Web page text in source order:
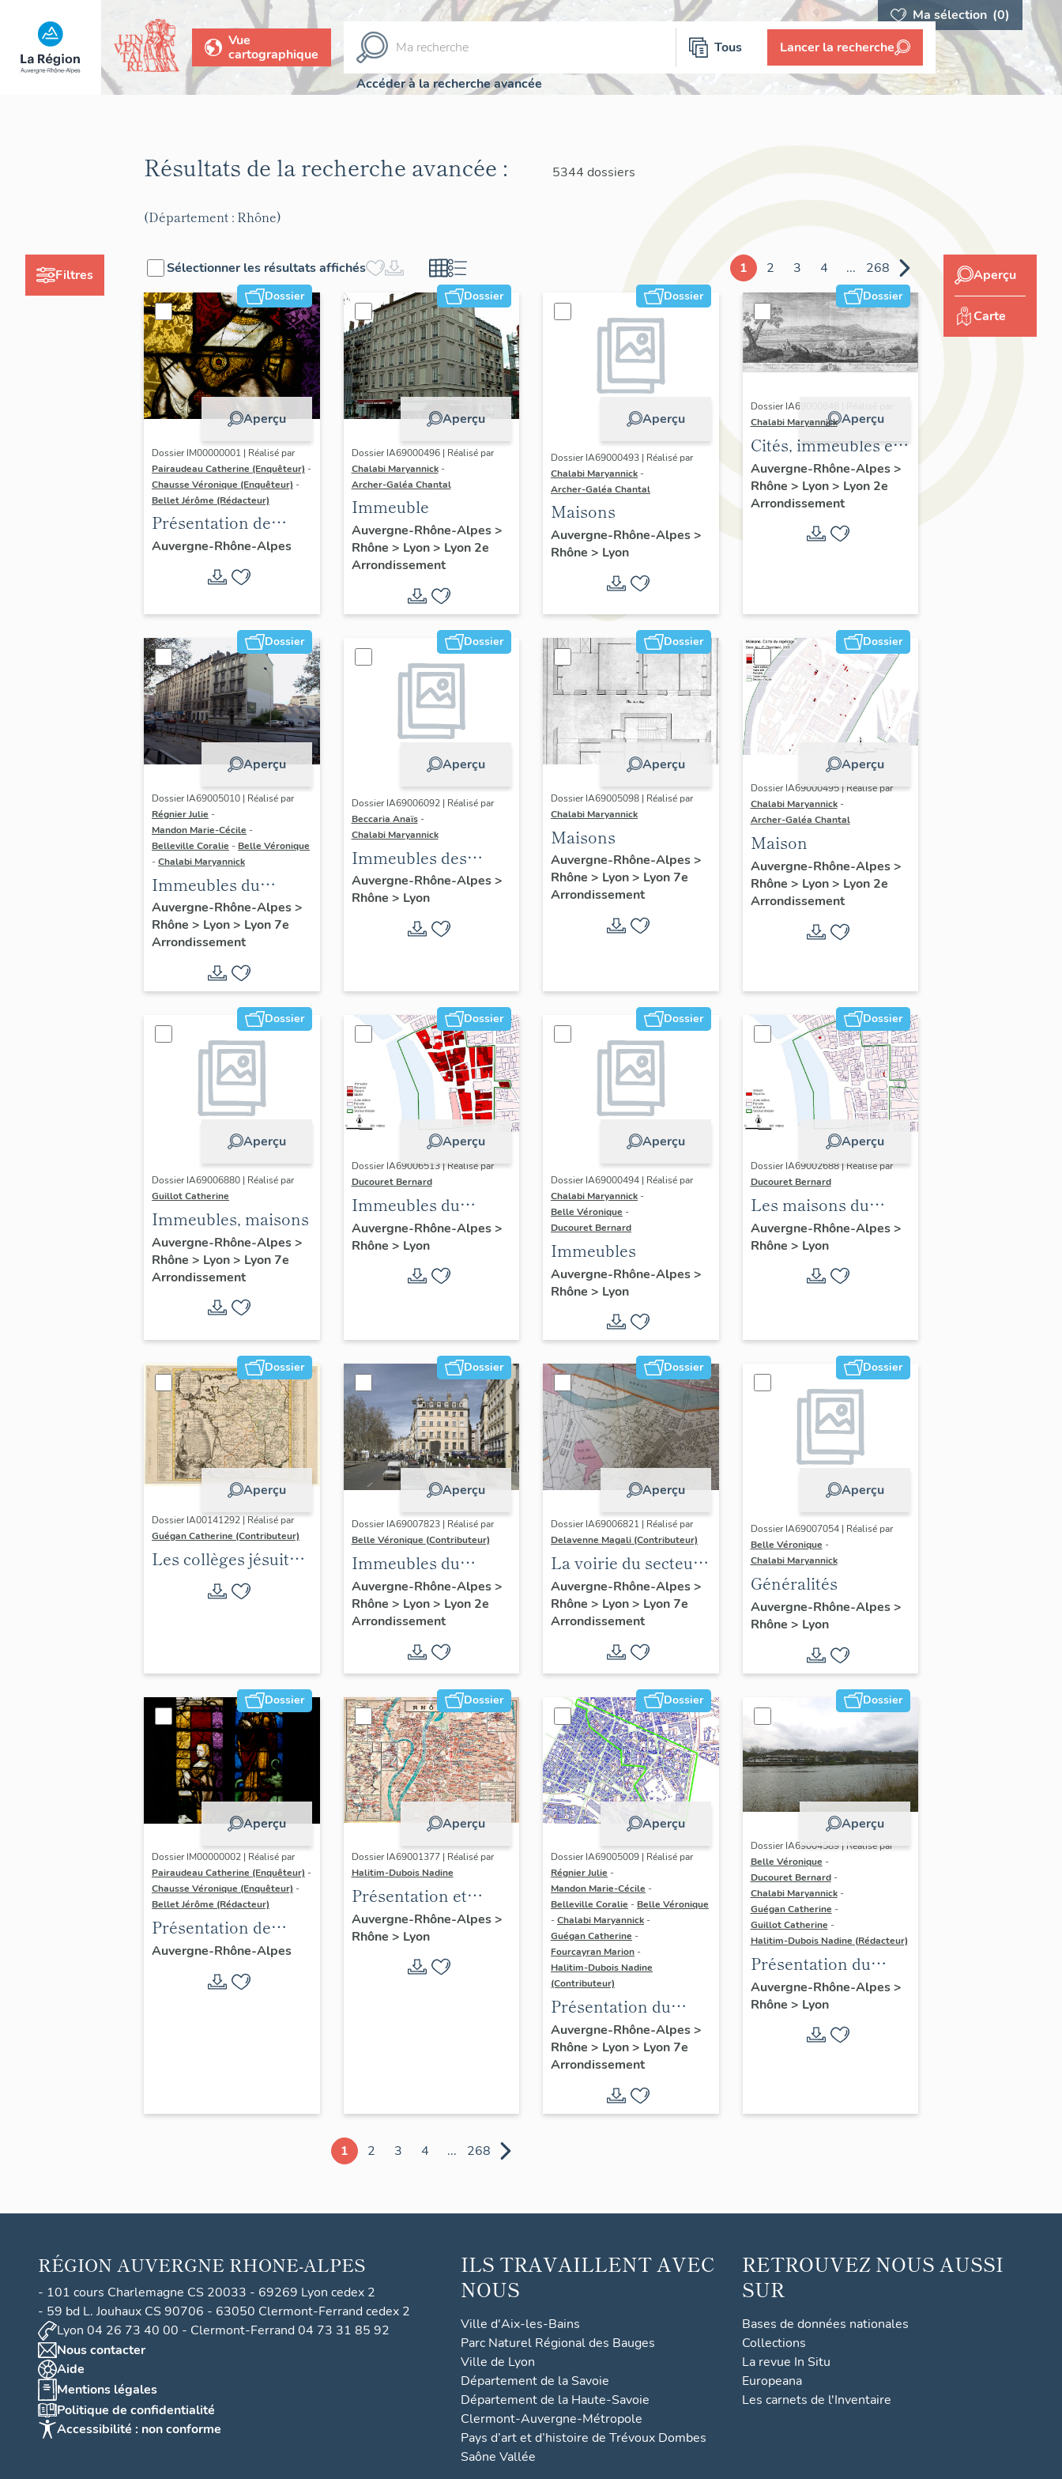
Ma sélection (0)
Vue
cartographique
Tous Lancer la recherche
Accéder à la recherche avancée
Filtres
Résultats de la recherche avancée : 5344 dossiers
(Département : Rhône)
Sélectionner les résultats affichés 1 2 3 4 ... 268
Dossier
Aperçu
Dossier IM00000001 | Réalisé par
Pairaudeau Catherine (Enquêteur) -
Chausse Véronique (Enquêteur) -
Bellet Jérôme (Rédacteur)
Présentation de
l'opération
d'inventaire du
vitrail ancien de
Rhône-Alpes (corpus
vitrearum)
Auvergne-Rhône-Alpes
Dossier
Aperçu
Dossier IA69000496 | Réalisé par
Chalabi Maryannick -
Archer-Galéa Chantal
Immeuble
Auvergne-Rhône-Alpes>
Rhône > Lyon> Lyon 2e
Arrondissement
Dossier
Aperçu
Dossier IA69000493 | Réalisé par
Chalabi Maryannick -
Archer-Galéa Chantal
Maisons
Auvergne-Rhône-Alpes>
Rhône > Lyon
Dossier
Aperçu
Dossier IA69000848 | Réalisé par
Chalabi Maryannick
Cités, immeubles et
maisons. Ensemble
de l'habitat du
Confluent
Auvergne-Rhône-Alpes>
Rhône > Lyon> Lyon 2e
Arrondissement
Dossier
Aperçu
Dossier IA69005010 | Réalisé par
Régnier Julie -
Mandon Marie-Cécile -
Belleville Coralie - Belle Véronique
-Chalabi Maryannick
Immeubles du
secteur d'étude La
Guillotière
Auvergne-Rhône-Alpes>
Rhône > Lyon> Lyon 7e
Arrondissement
Dossier
Aperçu
Dossier IA69006092 | Réalisé par
Beccaria Anaïs -
Chalabi Maryannick
Immeubles des
Années Trente de la
rive gauche
Auvergne-Rhône-Alpes>
Rhône > Lyon
Dossier
Aperçu
Dossier IA69005098 | Réalisé par
Chalabi Maryannick
Maisons
Auvergne-Rhône-Alpes>
Rhône > Lyon> Lyon 7e
Arrondissement
Dossier
Aperçu
Dossier IA69000495 | Réalisé par
Chalabi Maryannick -
Archer-Galéa Chantal
Maison
Auvergne-Rhône-Alpes>
Rhône > Lyon> Lyon 2e
Arrondissement
Dossier
Aperçu
Dossier IA69006880 | Réalisé par
Guillot Catherine
Immeubles, maisons
Auvergne-Rhône-Alpes>
Rhône > Lyon> Lyon 7e
Arrondissement
Dossier
Aperçu
Dossier IA69006513 | Réalisé par
Ducouret Bernard
Immeubles du
quartier Saint-Nizier
Auvergne-Rhône-Alpes>
Rhône > Lyon
Dossier
Aperçu
Dossier IA69000494 | Réalisé par
Chalabi Maryannick -
Belle Véronique -
Ducouret Bernard
Immeubles
Auvergne-Rhône-Alpes>
Rhône > Lyon
Dossier
Aperçu
Dossier IA69002688 | Réalisé par
Ducouret Bernard
Les maisons du
quartier Saint-Nizier
Auvergne-Rhône-Alpes>
Rhône > Lyon
Dossier
Aperçu
Dossier IA00141292 | Réalisé par
Guégan Catherine (Contributeur)
Les collèges jésuites
d'Ancien Régime
(1556-1763) dans la
(DOSSIER EN
Dossier
Aperçu
Dossier IA69007823 | Réalisé par
Belle Véronique (Contributeur)
Immeubles du
secteur des Jacobins
Auvergne-Rhône-Alpes>
Rhône > Lyon> Lyon 2e
Arrondissement
Dossier
Aperçu
Dossier IA69006821 | Réalisé par
Delavenne Magali (Contributeur)
La voirie du secteur
d'étude "Saint-
André" (Lyon 7e)
Auvergne-Rhône-Alpes>
Rhône > Lyon> Lyon 7e
Arrondissement
Dossier
Aperçu
Dossier IA69007054 | Réalisé par
Belle Véronique -
Chalabi Maryannick
Généralités
Auvergne-Rhône-Alpes>
Rhône > Lyon
Dossier
Aperçu
Dossier IM00000002 | Réalisé par
Pairaudeau Catherine (Enquêteur) -
Chausse Véronique (Enquêteur) -
Bellet Jérôme (Rédacteur)
Présentation de
l'aire d'étude du
recensement du
vitrail ancien de
Auvergne-Rhône-Alpes
Dossier
Aperçu
Dossier IA69001377 | Réalisé par
Halitim-Dubois Nadine
Présentation et
synthèse du
patrimoine
industriel de la ville
Auvergne-Rhône-Alpes>
Rhône > Lyon
Dossier
Aperçu
Dossier IA69005009 | Réalisé par
Régnier Julie -
Mandon Marie-Cécile -
Belleville Coralie - Belle Véronique
-Chalabi Maryannick -
Guégan Catherine -
Fourcayran Marion -
Halitim-Dubois Nadine
(Contributeur)
Présentation du
secteur d'étude Lyon
Guillotière
Auvergne-Rhône-Alpes>
Rhône > Lyon> Lyon 7e
Arrondissement
Dossier
Aperçu
Dossier IA69004589 | Réalisé par
Belle Véronique -
Ducouret Bernard -
Chalabi Maryannick -
Guégan Catherine -
Guillot Catherine -
Halitim-Dubois Nadine (Rédacteur)
Présentation du
secteur d'étude Lyon
Auvergne-Rhône-Alpes>
Rhône > Lyon
1 2 3 4 ... 268
Aperçu
Carte
RÉGION AUVERGNE RHONE-ALPES
- 101 cours Charlemagne CS 20033 - 69269 Lyon cedex 2
- 59 bd L. Jouhaux CS 90706 - 63050 Clermont-Ferrand cedex 2
Lyon 04 26 73 40 00 - Clermont-Ferrand 04 73 31 85 92
Nous contacter
Aide
Mentions légales
Politique de confidentialité
Accessibilité : non conforme
ILS TRAVAILLENT AVEC
NOUS
Ville d'Aix-les-Bains
Parc Naturel Régional des Bauges
Ville de Lyon
Département de la Savoie
Département de la Haute-Savoie
Clermont-Auvergne-Métropole
Pays d’art et d’histoire de Trévoux Dombes
Saône Vallée
RETROUVEZ NOUS AUSSI
SUR
Bases de données nationales
Collections
La revue In Situ
Europeana
Les carnets de l'Inventaire